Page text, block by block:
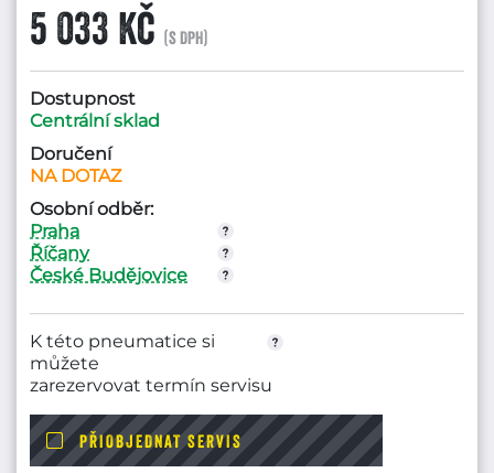
5 033 Kč (s DPH)
Dostupnost
Centrální sklad
Doručení
NA DOTAZ
Osobní odběr:
Praha
Říčany
České Budějovice
K této pneumatice si
můžete
zarezervovat termín servisu
PŘIOBJEDNAT SERVIS